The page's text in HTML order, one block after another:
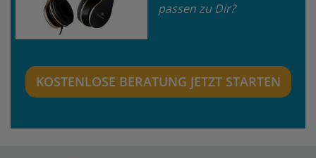
passen zu Dir?
KOSTENLOSE BERATUNG JETZT STARTEN